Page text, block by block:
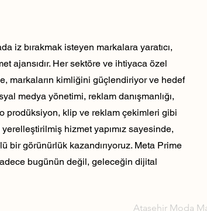
iz bırakmak isteyen markalara yaratıcı,
ajansıdır. Her sektöre ve ihtiyaca özel
markaların kimliğini güçlendiriyor ve hedef
medya yönetimi, reklam danışmanlığı,
prodüksiyon, klip ve reklam çekimleri gibi
hizmet yapımız sayesinde,
bir görünürlük kazandırıyoruz. Meta Prime
bugünün değil, geleceğin dijital
Ataşehir Moda